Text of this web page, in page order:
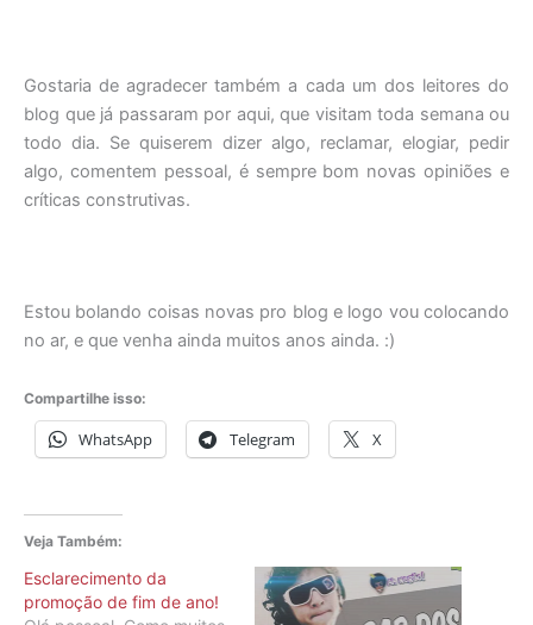
Gostaria de agradecer também a cada um dos leitores do
blog que já passaram por aqui, que visitam toda semana ou
todo dia. Se quiserem dizer algo, reclamar, elogiar, pedir
algo, comentem pessoal, é sempre bom novas opiniões e
críticas construtivas.
Estou bolando coisas novas pro blog e logo vou colocando
no ar, e que venha ainda muitos anos ainda. :)
Compartilhe isso:
WhatsApp Telegram X
Veja Também:
Esclarecimento da
promoção de fim de ano!